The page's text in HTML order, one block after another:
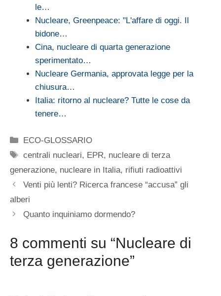
le…
Nucleare, Greenpeace: "L'affare di oggi. Il
bidone…
Cina, nucleare di quarta generazione
sperimentato…
Nucleare Germania, approvata legge per la
chiusura…
Italia: ritorno al nucleare? Tutte le cose da
tenere…
Categorie
ECO-GLOSSARIO
Tag
centrali nucleari, EPR, nucleare di terza
generazione, nucleare in Italia, rifiuti radioattivi
Venti più lenti? Ricerca francese “accusa” gli
alberi
Quanto inquiniamo dormendo?
8 commenti su “Nucleare di
terza generazione”